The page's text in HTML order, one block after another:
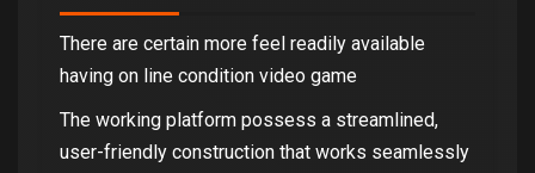
There are certain more feel readily available
having on line condition video game
The working platform possess a streamlined,
user-friendly construction that works seamlessly